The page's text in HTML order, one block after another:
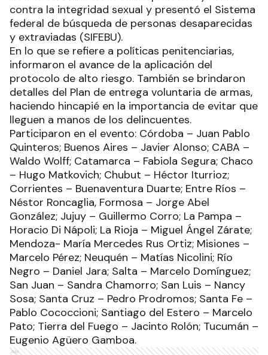
contra la integridad sexual y presentó el Sistema
federal de búsqueda de personas desaparecidas
y extraviadas (SIFEBU).
En lo que se refiere a políticas penitenciarias,
informaron el avance de la aplicación del
protocolo de alto riesgo. También se brindaron
detalles del Plan de entrega voluntaria de armas,
haciendo hincapié en la importancia de evitar que
lleguen a manos de los delincuentes.
Participaron en el evento: Córdoba – Juan Pablo
Quinteros; Buenos Aires – Javier Alonso; CABA –
Waldo Wolff; Catamarca – Fabiola Segura; Chaco
– Hugo Matkovich; Chubut – Héctor Iturrioz;
Corrientes – Buenaventura Duarte; Entre Ríos –
Néstor Roncaglia, Formosa – Jorge Abel
González; Jujuy – Guillermo Corro; La Pampa –
Horacio Di Nápoli; La Rioja – Miguel Ángel Zárate;
Mendoza- María Mercedes Rus Ortiz; Misiones –
Marcelo Pérez; Neuquén – Matías Nicolini; Río
Negro – Daniel Jara; Salta – Marcelo Domínguez;
San Juan – Sandra Chamorro; San Luis – Nancy
Sosa; Santa Cruz – Pedro Prodromos; Santa Fe –
Pablo Cococcioni; Santiago del Estero – Marcelo
Pato; Tierra del Fuego – Jacinto Rolón; Tucumán –
Eugenio Agüero Gamboa.
Ads